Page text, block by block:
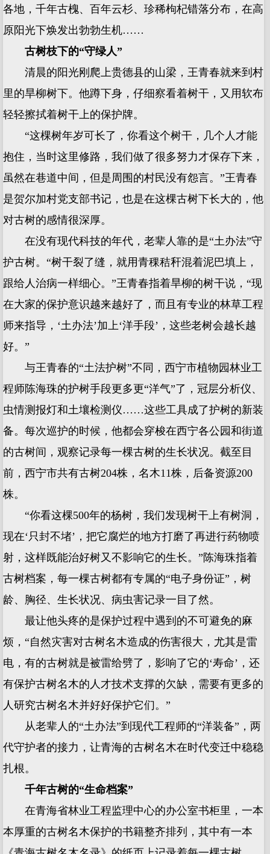
各地，千年古槐、百年云杉、珍稀枸杞错落分布，在高
原阳光下焕发出勃勃生机……
古树枝下的“守绿人”
清晨的阳光刚爬上贵德县的山梁，王青春就来到村
里的旱柳树下。他蹲下身，仔细察看着树干，又用软布
轻轻擦拭着树干上的保护牌。
“这棵树年岁可长了，你看这个树干，几个人才能
抱住，当时这里修路，我们做了很多努力才保存下来，
虽然在巷道中间，但是周围的村民没有怨言。”王青春
是贺尔加村党支部书记，也是在这棵古树下长大的，他
对古树的感情很深厚。
在没有现代科技的年代，老辈人靠的是“土办法”守
护古树。“树干裂了缝，就用青稞秸秆混着泥巴填上，
跟给人治病一样细心。”王青春指着旱柳的树干说，“现
在大家的保护意识越来越好了，而且有专业的林草工程
师来指导，‘土办法’加上‘洋手段’，这些老树会越长越
好。”
与王青春的“土法护树”不同，西宁市植物园林业工
程师陈海珠的护树手段更多更“洋气”了，冠层分析仪、
虫情测报灯和土壤检测仪……这些工具成了护树的新装
备。每次巡护的时候，他都会穿梭在西宁各公园和街道
的古树间，观察记录每一棵古树的生长状况。截至目
前，西宁市共有古树204株，名木11株，后备资源200
株。
“你看这棵500年的杨树，我们发现树干上有树洞，
现在‘只封不堵’，把它腐烂的地方打磨了再进行药物喷
射，这样既能治好树又不影响它的生长。”陈海珠指着
古树档案，每一棵古树都有专属的“电子身份证”，树
龄、胸径、生长状况、病虫害记录一目了然。
最让他头疼的是保护过程中遇到的不可避免的麻
烦，“自然灾害对古树名木造成的伤害很大，尤其是雷
电，有的古树就是被雷给劈了，影响了它的‘寿命’，还
有保护古树名木的人才技术支撑的欠缺，需要有更多的
人研究古树名木并好好保护它们。”
从老辈人的“土办法”到现代工程师的“洋装备”，两
代守护者的接力，让青海的古树名木在时代变迁中稳稳
扎根。
千年古树的“生命档案”
在青海省林业工程监理中心的办公室书柜里，一本
本厚重的古树名木保护的书籍整齐排列，其中有一本